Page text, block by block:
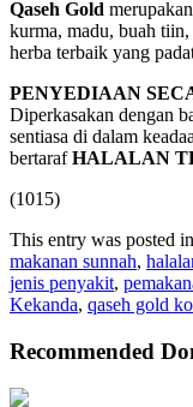
Qaseh Gold
kurma, madu, buah tiin,
herba terbaik yang
PENYEDIAAN
Diperkasakan dengan
sentiasa di dalam
bertarafHALALAN
(1015)
This entry was posted in
makanan sunnah,
jenis penyakit,
Kekanda, qaseh gold
Recommended